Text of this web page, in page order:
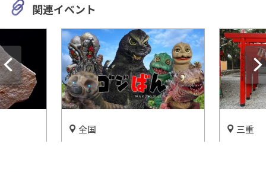
関連イベント
全国 三重